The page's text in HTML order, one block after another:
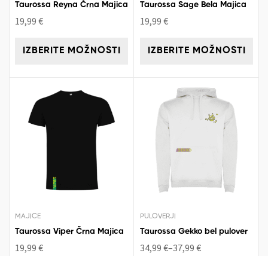
Taurossa Reyna Črna Majica
19,99 €
IZBERITE MOŽNOSTI
Taurossa Sage Bela Majica
19,99 €
IZBERITE MOŽNOSTI
MAJICE
Taurossa Viper Črna Majica
19,99 €
PULOVERJI
Taurossa Gekko bel pulover
34,99 €–37,99 €